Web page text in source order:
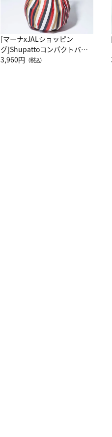
[マーナxJALショッピン
グ]Shupattoコンパクトバッ
グ Drop JAL客室乗務員
3,960円 （税込）